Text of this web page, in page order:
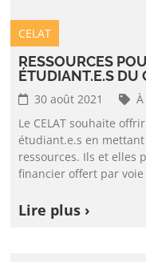
CELAT
RESSOURCES
ÉTUDIANT.E.S DU
30 août 2021
Le CELAT souhaite
étudiant.e.s en
ressources. Ils et elles
financier offert par
Lire plus ›